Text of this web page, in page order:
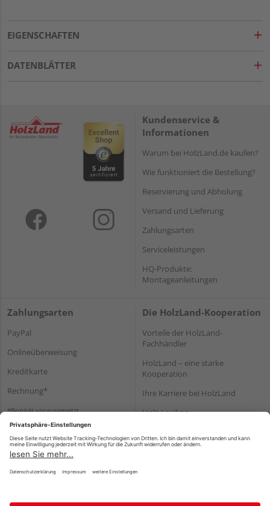
EIGENSCHAFTEN
DATENBLÄTTER
Kundenservice &
Informationen
Warum bei HolzLand.de kaufen?
Wie funktioniert die Bestellung?
Reservierung und Abholung
Versand und Lieferung
Zahlungsarten
Serviceleistungen
HQ-Produkte:
Montageanleitungen
Zahlungsarten
PayPal
Onlineüberweisung
Kreditkarte
Rechnung*
*Bonität vorausgesetzt
Die HolzLand-Kooperation
Vorteile der HolzLand-
Fachhändler
HolzLand – eine starke
Kooperation
Ihre Karriere bei HolzLand
Holz-Lexikon
Impressum Datenschutz Nutzungsbedingungen